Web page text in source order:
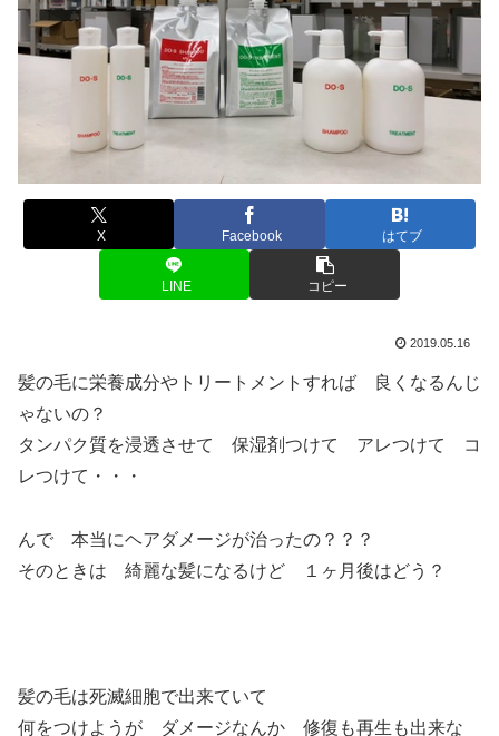
X Facebook はてブ
LINE コピー
2019.05.16
髪の毛に栄養成分やトリートメントすれば 良くなるんじ
ゃないの？
タンパク質を浸透させて 保湿剤つけて アレつけて コ
レつけて・・・
んで 本当にヘアダメージが治ったの？？？
そのときは 綺麗な髪になるけど １ヶ月後はどう？
髪の毛は死滅細胞で出来ていて
何をつけようが ダメージなんか 修復も再生も出来な